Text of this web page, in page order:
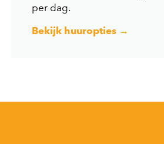
per dag.
Bekijk huuropties →